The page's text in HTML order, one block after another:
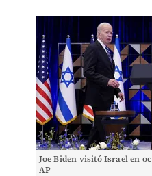
Joe Biden visitó Israel en
AP